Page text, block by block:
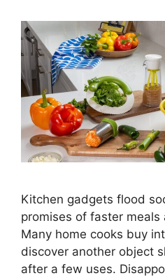
Kitchen gadgets flood
promises of faster
Many home cooks buy
discover another object
after a few uses.